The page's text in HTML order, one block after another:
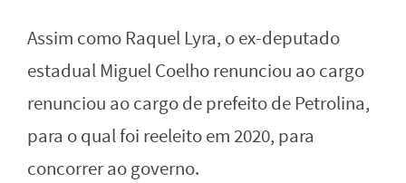
Assim como Raquel Lyra, o ex-deputado
estadual Miguel Coelho renunciou ao cargo
renunciou ao cargo de prefeito de Petrolina,
para o qual foi reeleito em 2020, para
concorrer ao governo.